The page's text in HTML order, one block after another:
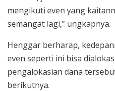
mengikuti even yang
semangat lagi,” ungkapnya.
Henggar berharap,
even seperti ini bisa
pengalokasian dana
berikutnya.